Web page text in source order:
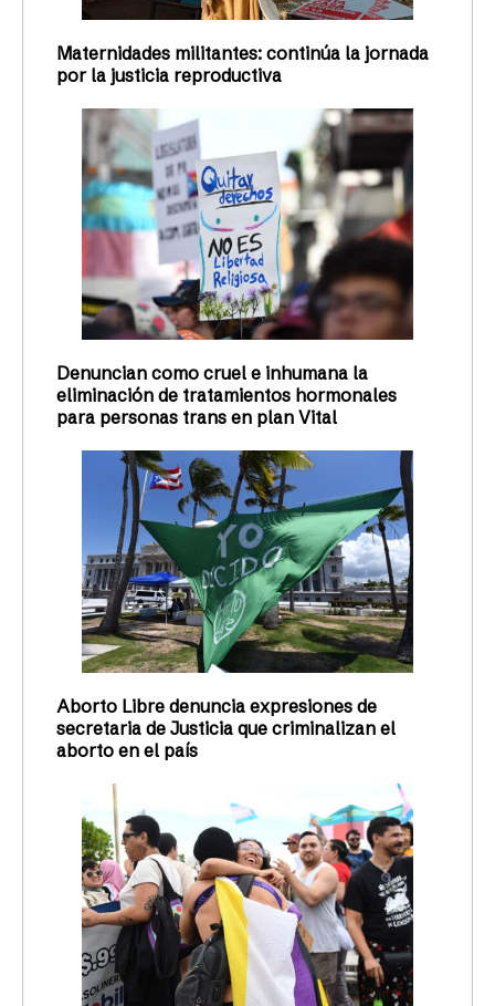
Maternidades militantes: continúa la jornada
por la justicia reproductiva
Denuncian como cruel e inhumana la
eliminación de tratamientos hormonales
para personas trans en plan Vital
Aborto Libre denuncia expresiones de
secretaria de Justicia que criminalizan el
aborto en el país